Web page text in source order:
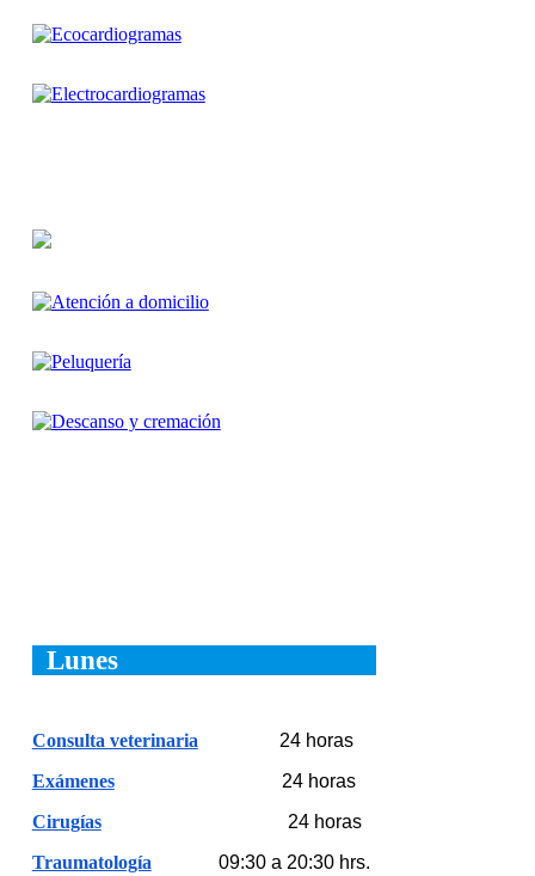
Lunes
Consulta veterinaria
24 horas
Exámenes24 horas
Cirugías24 horas
Traumatología 09:30 a 20:30 hrs.